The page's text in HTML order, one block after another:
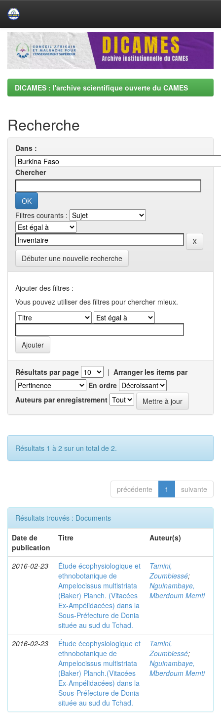
Skip
navigation
DICAMES : l'archive scientifique ouverte du CAMES
Recherche
Dans :
Chercher
Filtres courants :
Débuter une nouvelle recherche
Ajouter des filtres :
Vous pouvez utiliser des filtres pour chercher mieux.
Résultats par page | Arranger les items par
En ordre
Auteurs par enregistrement
Résultats 1 à 2 sur un total de 2.
précédente 1 suivante
Résultats trouvés : Documents
Date de
publication
Titre Auteur(s)
2016-02-23
Étude écophysiologique et
ethnobotanique de
Ampelocissus multistriata
(Baker) Planch. (Vitacées
Ex-Ampélidacées) dans la
Sous-Préfecture de Donia
située au sud du Tchad.
Tamini,
Zoumbiessé;
Nguinambaye,
Mberdoum Memti
2016-02-23
Étude écophysiologique et
ethnobotanique de
Ampelocissus multistriata
(Baker) Planch.(Vitacées
Ex-Ampélidacées) dans la
Sous-Préfecture de Donia
située au sud du Tchad.
Tamini,
Zoumbiessé;
Nguinambaye,
Mberdoum Memti